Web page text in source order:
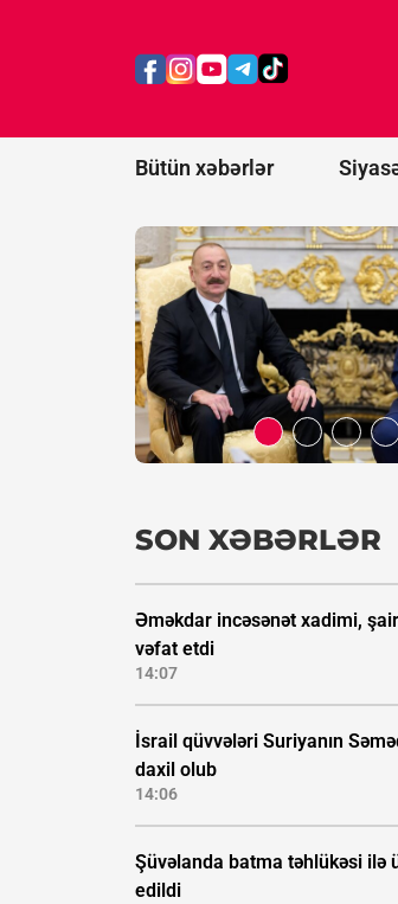
Bütün xəbərlər
praktiki
keçib -
RƏY
SON XƏBƏRLƏR
Əməkdar incəsənət xadimi,
vəfat etdi
14:07
İsrail qüvvələri Suriyanın
daxil olub
14:06
Şüvəlanda batma təhlükəsi ilə
edildi